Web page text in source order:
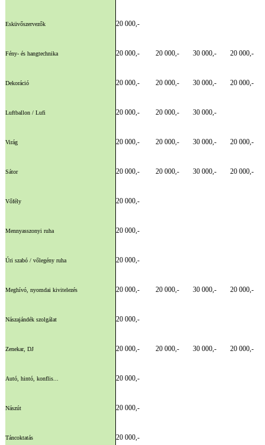
Esküvőszervezők 20 000,-
Fény- és hangtechnika 20 000,- 20 000,- 30 000,- 20 000,-
Dekoráció 20 000,- 20 000,- 30 000,- 20 000,-
Luftballon / Lufi 20 000,- 20 000,- 30 000,-
Virág 20 000,- 20 000,- 30 000,- 20 000,-
Sátor 20 000,- 20 000,- 30 000,- 20 000,-
Vőfély 20 000,-
Mennyasszonyi ruha 20 000,-
Úri szabó / vőlegény ruha 20 000,-
Meghívó, nyomdai kivitelezés 20 000,- 20 000,- 30 000,- 20 000,-
Nászajándék szolgálat 20 000,-
Zenekar, DJ 20 000,- 20 000,- 30 000,- 20 000,-
Autó, hintó, konflis... 20 000,-
Nászút 20 000,-
Táncoktatás 20 000,-